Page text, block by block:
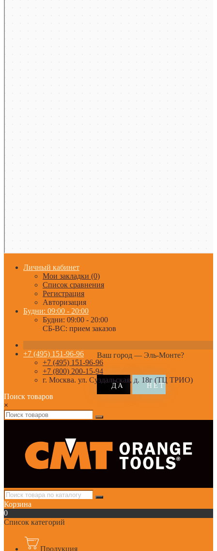
Личный кабинет
Мои закладки (0)
Список сравнения
Регистрация
Авторизация
Будни: 09:00 - 20:00
Будни: 09:00 - 20:00
СБ-ВС: прием заказов
Ваш город — Эль-Монте?
+7 (495) 151-96-96
+7 (495) 151-96-96
+7 (800) 200-15-94
г. Москва. ул. Суздальская, д. 18г (ТЦ ТРИО)
Поиск товаров
×
Корзина
0
Список категорий
Продукция